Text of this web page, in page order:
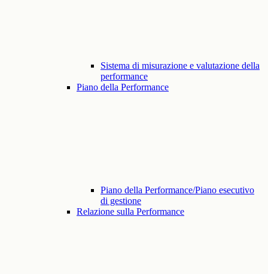
Sistema di misurazione e valutazione della
performance
Piano della Performance
Piano della Performance/Piano esecutivo
di gestione
Relazione sulla Performance